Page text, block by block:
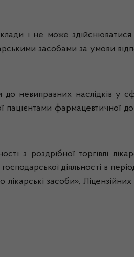
і не може здійснюватися
засобами за умови
невиправних наслідків у
фармацевтичної
з роздрібної торгівлі
діяльності в
засоби»,